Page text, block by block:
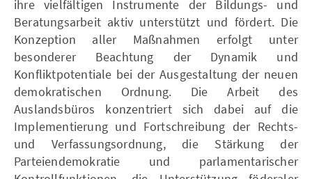
ihre vielfältigen Instrumente der Bildungs- und
Beratungsarbeit aktiv unterstützt und fördert. Die
Konzeption aller Maßnahmen erfolgt unter
besonderer Beachtung der Dynamik und
Konfliktpotentiale bei der Ausgestaltung der neuen
demokratischen Ordnung. Die Arbeit des
Auslandsbüros konzentriert sich dabei auf die
Implementierung und Fortschreibung der Rechts-
und Verfassungsordnung, die Stärkung der
Parteiendemokratie und parlamentarischer